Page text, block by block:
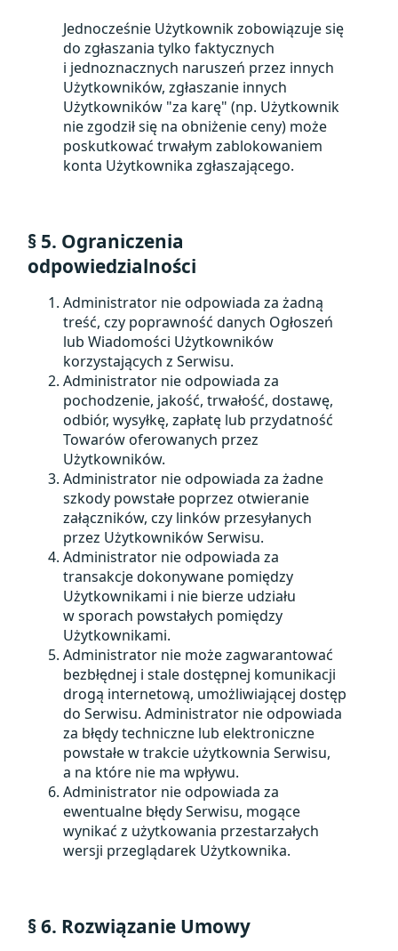
Jednocześnie Użytkownik zobowiązuje się
do zgłaszania tylko faktycznych
i jednoznacznych naruszeń przez innych
Użytkowników, zgłaszanie innych
Użytkowników "za karę" (np. Użytkownik
nie zgodził się na obniżenie ceny) może
poskutkować trwałym zablokowaniem
konta Użytkownika zgłaszającego.
§ 5. Ograniczenia
odpowiedzialności
Administrator nie odpowiada za żadną
treść, czy poprawność danych Ogłoszeń
lub Wiadomości Użytkowników
korzystających z Serwisu.
Administrator nie odpowiada za
pochodzenie, jakość, trwałość, dostawę,
odbiór, wysyłkę, zapłatę lub przydatność
Towarów oferowanych przez
Użytkowników.
Administrator nie odpowiada za żadne
szkody powstałe poprzez otwieranie
załączników, czy linków przesyłanych
przez Użytkowników Serwisu.
Administrator nie odpowiada za
transakcje dokonywane pomiędzy
Użytkownikami i nie bierze udziału
w sporach powstałych pomiędzy
Użytkownikami.
Administrator nie może zagwarantować
bezbłędnej i stale dostępnej komunikacji
drogą internetową, umożliwiającej dostęp
do Serwisu. Administrator nie odpowiada
za błędy techniczne lub elektroniczne
powstałe w trakcie użytkownia Serwisu,
a na które nie ma wpływu.
Administrator nie odpowiada za
ewentualne błędy Serwisu, mogące
wynikać z użytkowania przestarzałych
wersji przeglądarek Użytkownika.
§ 6. Rozwiązanie Umowy